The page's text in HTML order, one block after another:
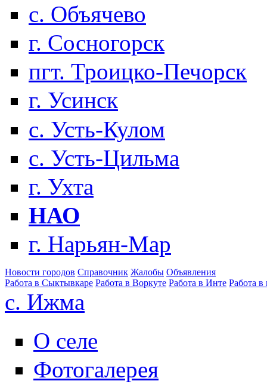
с. Объячево
г. Сосногорск
пгт. Троицко-Печорск
г. Усинск
с. Усть-Кулом
с. Усть-Цильма
г. Ухта
НАО
г. Нарьян-Мар
Новости городов Справочник Жалобы Объявления
Работа в Сыктывкаре Работа в Воркуте Работа в Инте Работа в
с. Ижма
О селе
Фотогалерея